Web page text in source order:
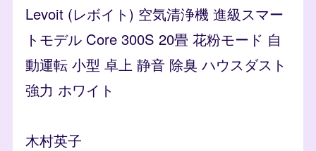
Levoit (レボイト) 空気清浄機 進級スマー
トモデル Core 300S 20畳 花粉モード 自
動運転 小型 卓上 静音 除臭 ハウスダスト
強力 ホワイト
名前
木村英子